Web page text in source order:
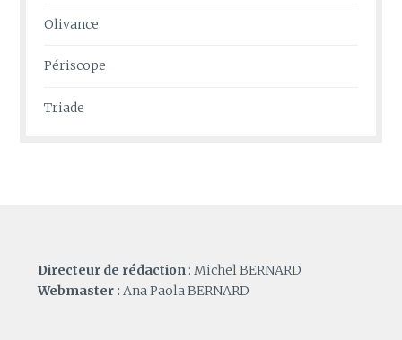
Olivance
Périscope
Triade
Directeur de rédaction : Michel BERNARD
Webmaster : Ana Paola BERNARD